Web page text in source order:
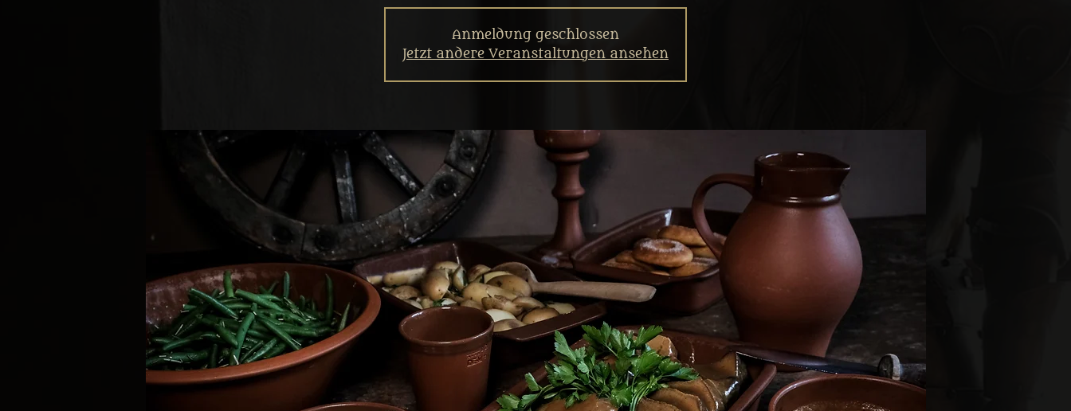
Anmeldung geschlossen
Jetzt andere Veranstaltungen ansehen